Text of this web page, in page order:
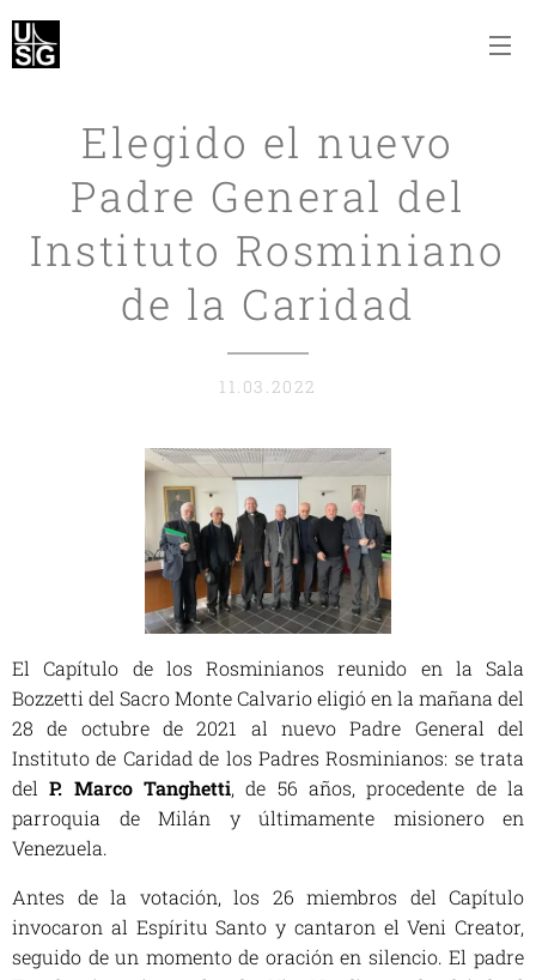
Elegido el nuevo
Padre General del
Instituto Rosminiano
de la Caridad
11.03.2022
ElCapítulo de los Rosminianos reunido en la Sala
Bozzetti del Sacro Monte Calvario eligió en la mañana del
28 de octubre de 2021 al nuevo Padre General del
Instituto de Caridad de los Padres Rosminianos: se trata
delP. Marco Tanghetti, de 56 años, procedente de la
parroquia de Milán y últimamente misionero en
Venezuela.
Antes de la votación, los 26 miembros del Capítulo
invocaron al Espíritu Santo y cantaron el Veni Creator,
seguido de un momento de oración en silencio. El padre